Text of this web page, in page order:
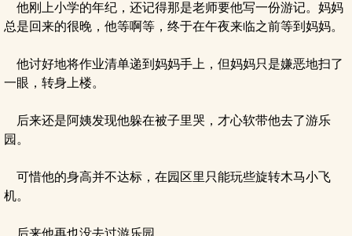
他刚上小学的年纪，还记得那是老师要他写一份游记。妈妈
总是回来的很晚，他等啊等，终于在午夜来临之前等到妈妈。
他讨好地将作业清单递到妈妈手上，但妈妈只是嫌恶地扫了
一眼，转身上楼。
后来还是阿姨发现他躲在被子里哭，才心软带他去了游乐
园。
可惜他的身高并不达标，在园区里只能玩些旋转木马小飞
机。
后来他再也没去过游乐园。